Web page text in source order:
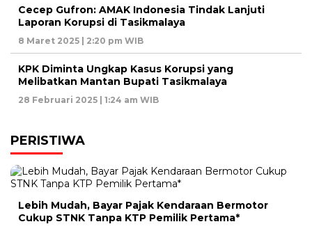
Cecep Gufron: AMAK Indonesia Tindak Lanjuti
Laporan Korupsi di Tasikmalaya
8 Maret 2025 | 2:20 pm WIB
KPK Diminta Ungkap Kasus Korupsi yang
Melibatkan Mantan Bupati Tasikmalaya
28 Februari 2025 | 1:24 am WIB
PERISTIWA
Lebih Mudah, Bayar Pajak Kendaraan Bermotor
Cukup STNK Tanpa KTP Pemilik Pertama*